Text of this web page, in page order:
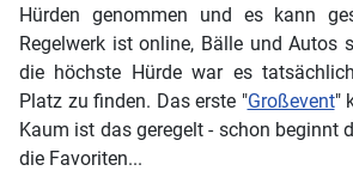
Hürden genommen und es kann
Regelwerk ist online, Bälle und Autos
die höchste Hürde war es
Platz zu finden. Das erste "Großevent"
Kaum ist das geregelt - schon beginnt
die Favoriten...